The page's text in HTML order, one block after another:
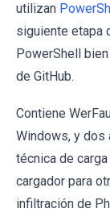
utilizan
siguiente etapa
PowerShell
de GitHub.
Contiene
Windows, y dos
técnica de
cargador para
infiltración de